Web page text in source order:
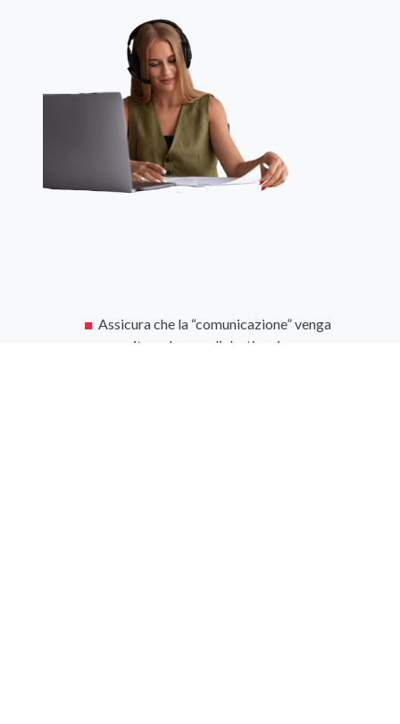
Assicura che la “comunicazione” venga
recepita, nelpaese di destinazione, con